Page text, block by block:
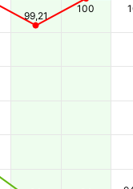
99,21
100